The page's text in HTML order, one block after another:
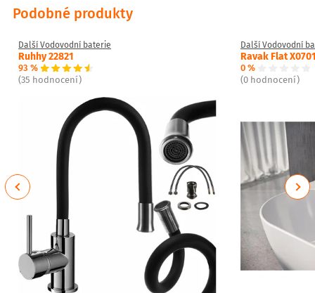
Podobné produkty
Další Vodovodní baterie
Ruhhy 22821
93 %
(35 hodnocení)
Další Vodovodní
Ravak Flat
0 %
(0 hodnocení)
Previous Next